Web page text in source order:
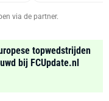
via de partner.
topwedstrijden
bij FCUpdate.nl